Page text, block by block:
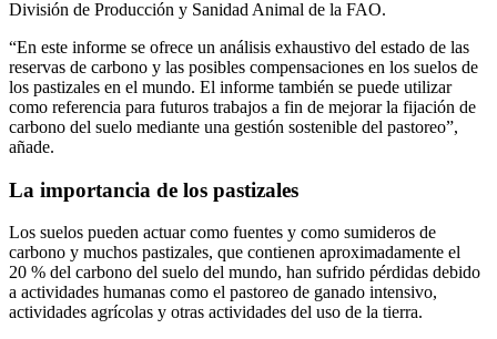
División de Producción y Sanidad Animal de la FAO.
“En este informe se ofrece un análisis exhaustivo del estado de las
reservas de carbono y las posibles compensaciones en los suelos de
los pastizales en el mundo. El informe también se puede utilizar
como referencia para futuros trabajos a fin de mejorar la fijación de
carbono del suelo mediante una gestión sostenible del pastoreo”,
añade.
La importancia de los pastizales
Los suelos pueden actuar como fuentes y como sumideros de
carbono y muchos pastizales, que contienen aproximadamente el
20 % del carbono del suelo del mundo, han sufrido pérdidas debido
a actividades humanas como el pastoreo de ganado intensivo,
actividades agrícolas y otras actividades del uso de la tierra.